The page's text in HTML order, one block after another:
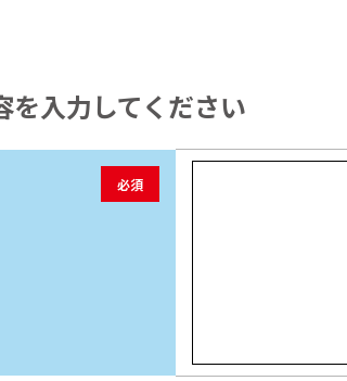
を入力してください
必須